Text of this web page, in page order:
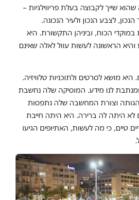
שייך לקבוצה בעלת פריווילגיות –
לצבע הנכון ולעיר הנכונה.
הכוח, וביניהן התקשורת. היא
הראשונה לעשות עוול לאלה שאינם
היא מושא לסרטים ולתוכניות טלוויזיה.
לנו מידע. המוסיקה שלה נחשבת
וצורת המחשבה שלה נתפסות
היתה לה ברירה. היא היתה חייבת
טיים, כי מה לעשות, האתיופים הגיעו